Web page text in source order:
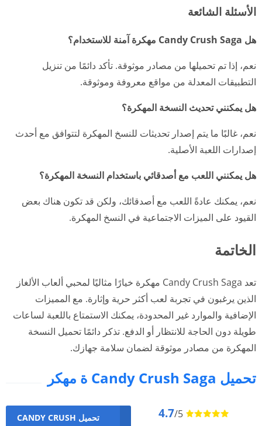
الأسئلة الشائعة
هل Candy Crush Saga مهكرة آمنة للاستخدام؟
نعم، إذا تم تحميلها من مصادر موثوقة. تأكد دائمًا من تنزيل
التطبيقات المعدلة من مواقع معروفة وموثوقة.
هل يمكنني تحديث النسخة المهكرة؟
نعم، غالبًا ما يتم إصدار تحديثات للنسخ المهكرة لتتوافق مع أحدث
إصدارات اللعبة الأصلية.
هل يمكنني اللعب مع أصدقائي باستخدام النسخة المهكرة؟
نعم، يمكنك عادةً اللعب مع أصدقائك، ولكن قد تكون هناك بعض
القيود على الميزات الاجتماعية في النسخ المهكرة.
الخاتمة
تعد Candy Crush Saga مهكرة خيارًا مثاليًا لمحبي ألعاب الألغاز
الذين يرغبون في تجربة لعب أكثر حرية وإثارة. مع المميزات
الإضافية والموارد غير المحدودة، يمكنك الاستمتاع باللعبة لساعات
طويلة دون الحاجة للانتظار أو الدفع. تذكر دائمًا تحميل النسخة
المهكرة من مصادر موثوقة لضمان سلامة جهازك.
تحميل Candy Crush Saga ة مهكر
4.7/5
تحميل CANDY CRUSH